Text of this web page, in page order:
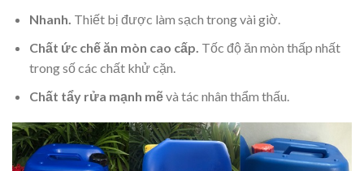
Nhanh. Thiết bị được làm sạch trong vài giờ.
Chất ức chế ăn mòn cao cấp. Tốc độ ăn mòn thấp nhất
trong số các chất khử cặn.
Chất tẩy rửa mạnh mẽvà tác nhân thẩm thấu.